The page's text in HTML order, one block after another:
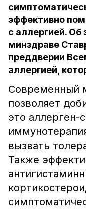
эффективно
с аллергией. Об
минздраве
преддверии
аллергией,
Современный
позволяет
это аллерген-
вызвать
Также